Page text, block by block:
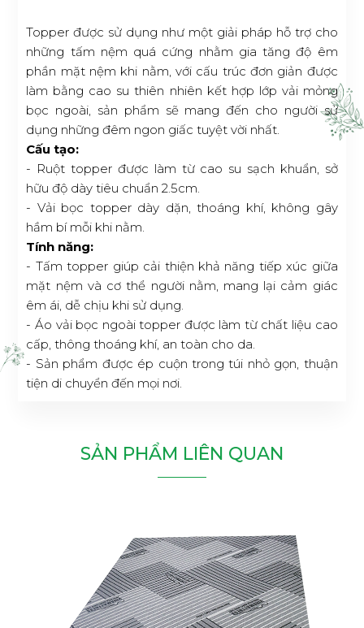
Topper được sử dụng như một giải pháp hỗ trợ cho
những tấm nệm quá cứng nhằm gia tăng độ êm
phần mặt nệm khi nằm, với cấu trúc đơn giản được
làm bằng cao su thiên nhiên kết hợp lớp vải mỏng
bọc ngoài, sản phẩm sẽ mang đến cho người sử
dụng những đêm ngon giấc tuyệt vời nhất.
Cấu tạo:
- Ruột topper được làm từ cao su sạch khuẩn, sở
hữu độ dày tiêu chuẩn 2.5cm.
- Vải bọc topper dày dặn, thoáng khí, không gây
hầm bí mỗi khi nằm.
Tính năng:
- Tấm topper giúp cải thiện khả năng tiếp xúc giữa
mặt nệm và cơ thể người nằm, mang lại cảm giác
êm ái, dễ chịu khi sử dụng.
- Áo vải bọc ngoài topper được làm từ chất liệu cao
cấp, thông thoáng khí, an toàn cho da.
- Sản phẩm được ép cuộn trong túi nhỏ gọn, thuận
tiện di chuyển đến mọi nơi.
SẢN PHẨM LIÊN QUAN